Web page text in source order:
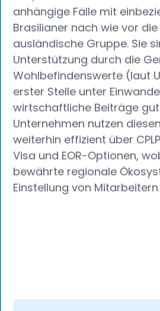
anhängige Fälle mit
Brasilianer nach wie vor
ausländische Gruppe. Sie
Unterstützung durch die
Wohlbefindenswerte (laut
erster Stelle unter
wirtschaftliche Beiträge
Unternehmen nutzen
weiterhin effizient über
Visa und EOR-Optionen,
bewährte regionale
Einstellung von